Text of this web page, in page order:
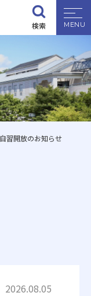
検索
習開放のお知らせ
2026.08.05